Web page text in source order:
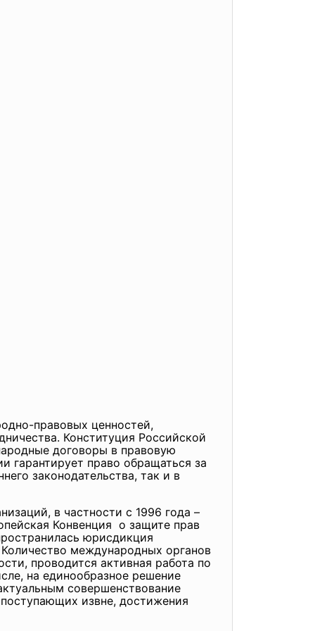
правовых ценностей,
Конституция Российской
договоры в правовую
гарантирует право обращаться за
законодательства, так и в
в частности с 1996 года –
Конвенция о защите прав
юрисдикция
Количество международных органов
проводится активная работа по
на единообразное решение
совершенствование
извне, достижения